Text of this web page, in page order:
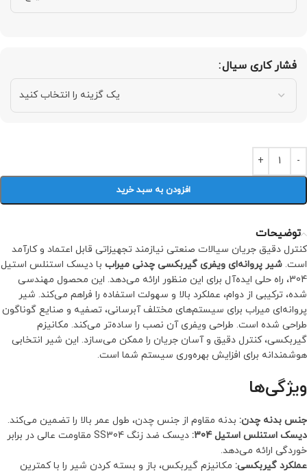
فشار کاری سیال
افزودن به سبد خرید
توضیحات
کنترل دقیق جریان سیالات صنعتی نیازمند تجهیزاتی قابل اعتماد و کارآمد
است. شیر پروانه‌ای ویفری گیربكسی چدنی میراب با دیسک استنلس استیل
304، راه حلی ایده‌آل برای این منظور ارائه می‌دهد. این محصول مهندسی
شده، ترکیبی از دوام، عملکرد بالا و سهولت استفاده را فراهم می‌کند. شیر
پروانه‌ای میراب برای سیستم‌های مختلف آبرسانی، تصفیه و صنایع گوناگون
طراحی شده است. طراحی ویفری آن نصب را ساده‌تر می‌کند. مکانیزم
گیربکسی، کنترل دقیق و آسان جریان را ممکن می‌سازد. این شیر انتخابی
هوشمندانه برای افزایش بهره‌وری سیستم شما است.
ویژگی‌ها
جنس بدنه چدن: بدنه مقاوم از جنس چدن، طول عمر بالا را تضمین می‌کند.
دیسک استنلس استیل 304:
دیسک ضد زنگ SS304 مقاومت عالی در برابر
خوردگی ارائه می‌دهد.
عملکرد گیربکسی: مکانیزم گیربکس، باز و بسته کردن شیر را با کمترین